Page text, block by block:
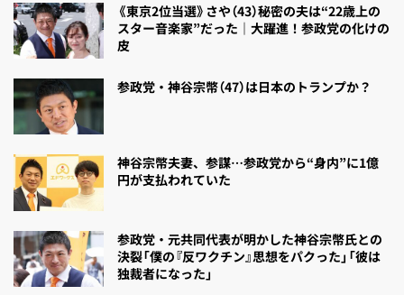
《東京2位当選》さや（43）秘密の夫は“22歳上の
スター音楽家”だった｜大躍進！参政党の化けの
皮
参政党・神谷宗幣（47）は日本のトランプか？
神谷宗幣夫妻、参謀…参政党から“身内”に1億
円が支払われていた
参政党・元共同代表が明かした神谷宗幣氏との
決裂「僕の『反ワクチン』思想をパクった」「彼は
独裁者になった」